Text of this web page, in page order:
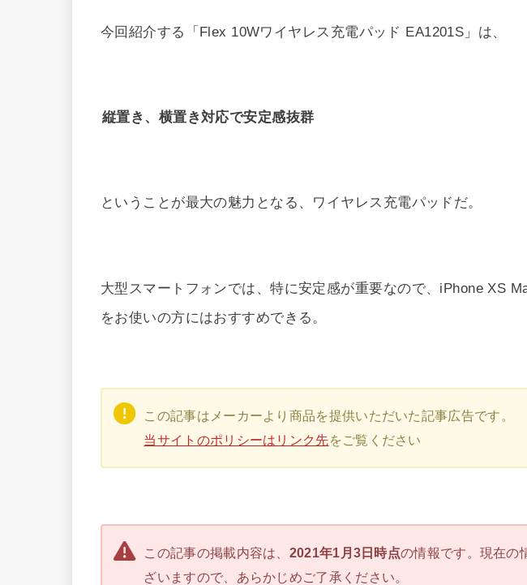
今回紹介する「Flex 10Wワイヤレス充電パッド EA1201S」は、
縦置き、横置き対応で安定感抜群
ということが最大の魅力となる、ワイヤレス充電パッドだ。
大型スマートフォンでは、特に安定感が重要なので、iPhone XS
をお使いの方にはおすすめできる。
この記事はメーカーより商品を提供いただいた記事広告です。
当サイトのポリシーはリンク先をご覧ください
この記事の掲載内容は、 2021年1月3日時点の情報です。現在の
ざいますので、あらかじめご了承ください。